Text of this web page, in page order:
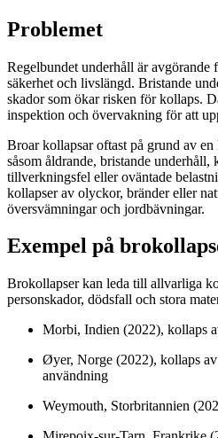
Problemet
Regelbundet underhåll är avgörande
säkerhet och livslängd. Bristande
skador som ökar risken för kollaps.
inspektion och övervakning för att
Broar kollapsar oftast på grund av
såsom åldrande, bristande underhåll,
tillverkningsfel eller oväntade
kollapser av olyckor, bränder eller
översvämningar och jordbävningar.
Exempel på
Brokollapser kan leda till allvarliga
personskador, dödsfall och stora
Morbi, Indien (2022), kollaps
Øyer, Norge (2022), kollaps
användning
Weymouth, Storbritannien